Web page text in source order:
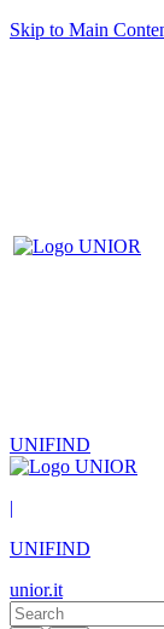
Skip to Main
UNIFIND
|
UNIFIND
unior.it